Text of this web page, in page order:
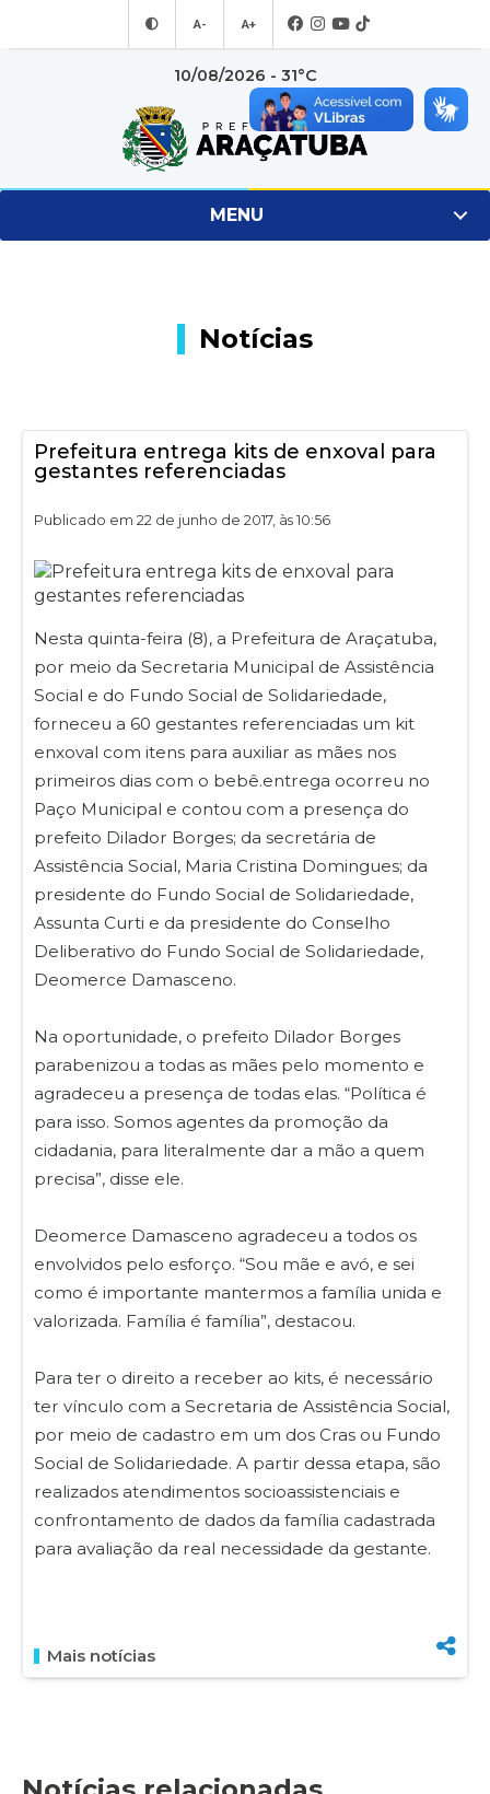
A- A+
10/08/2026 - 31°C
MENU
Notícias
Prefeitura entrega kits de enxoval para
gestantes referenciadas
Publicado em 22 de junho de 2017, às 10:56
Nesta quinta-feira (8), a Prefeitura de Araçatuba,
por meio da Secretaria Municipal de Assistência
Social e do Fundo Social de Solidariedade,
forneceu a 60 gestantes referenciadas um kit
enxoval com itens para auxiliar as mães nos
primeiros dias com o bebê.entrega ocorreu no
Paço Municipal e contou com a presença do
prefeito Dilador Borges; da secretária de
Assistência Social, Maria Cristina Domingues; da
presidente do Fundo Social de Solidariedade,
Assunta Curti e da presidente do Conselho
Deliberativo do Fundo Social de Solidariedade,
Deomerce Damasceno.
Na oportunidade, o prefeito Dilador Borges
parabenizou a todas as mães pelo momento e
agradeceu a presença de todas elas. “Política é
para isso. Somos agentes da promoção da
cidadania, para literalmente dar a mão a quem
precisa”, disse ele.
Deomerce Damasceno agradeceu a todos os
envolvidos pelo esforço. “Sou mãe e avó, e sei
como é importante mantermos a família unida e
valorizada. Família é família”, destacou.
Para ter o direito a receber ao kits, é necessário
ter vínculo com a Secretaria de Assistência Social,
por meio de cadastro em um dos Cras ou Fundo
Social de Solidariedade. A partir dessa etapa, são
realizados atendimentos socioassistenciais e
confrontamento de dados da família cadastrada
para avaliação da real necessidade da gestante.
Mais notícias